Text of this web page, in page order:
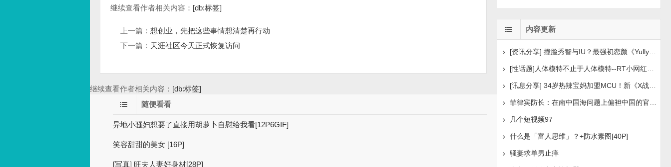
继续查看作者相关内容： [db:标签]
上一篇： 想创业，先把这些事情想清楚再行动
下一篇： 天涯社区今天正式恢复访问
继续查看作者相关内容： [db:标签]
随便看看
异地小骚妇想要了直接用胡萝卜自慰给我看[12P6GIF]
笑容甜甜的美女 [16P]
[写真] 旺夫人妻好身材[28P]
内容更新
[资讯分享] 撞脸秀智与IU？最强初恋颜《Yully》笑起来像
[讯息分享] 34岁热辣宝妈加盟MCU！新《X战警》白皇后选
几个短视频97
什么是「富人思维」？+防水素图[40P]
骚妻求单男止痒